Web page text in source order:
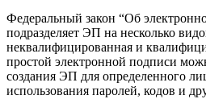
Федеральный закон “Об
подразделяет ЭП на несколько
неквалифицированная и
простой электронной подписи
создания ЭП для определенного
использования паролей, кодов и